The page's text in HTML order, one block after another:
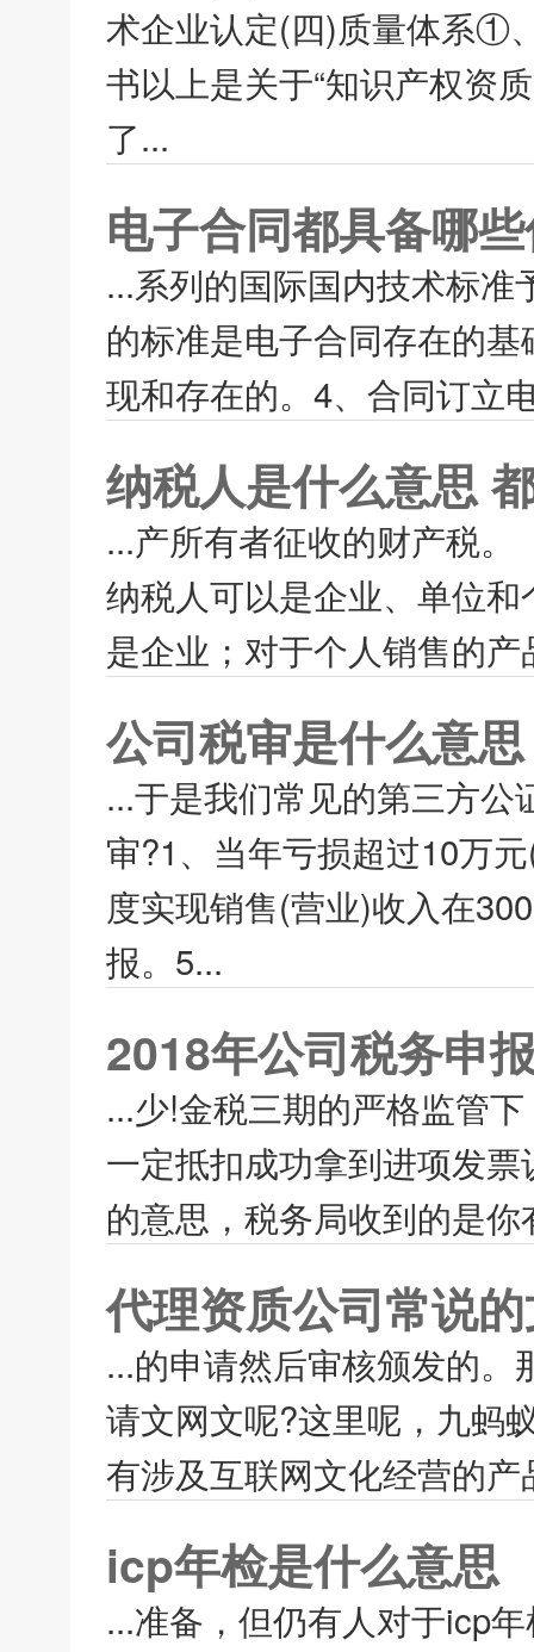
术企业认定(四)质量体系①
书以上是关于“知识产权资
了...
电子合同都具备哪
...系列的国际国内技术标
的标准是电子合同存在的
现和存在的。4、合同订立
纳税人是什么意思
...产所有者征收的财产税
纳税人可以是企业、单位
是企业；对于个人销售的
公司税审是什么意思
...于是我们常见的第三方
审?1、当年亏损超过10万
度实现销售(营业)收入在
报。5...
2018年公司税务申
...少!金税三期的严格监管
一定抵扣成功拿到进项发
的意思，税务局收到的是
代理资质公司常说
...的申请然后审核颁发的
请文网文呢?这里呢，九蚂
有涉及互联网文化经营的
icp年检是什么意思
...准备，但仍有人对于icp